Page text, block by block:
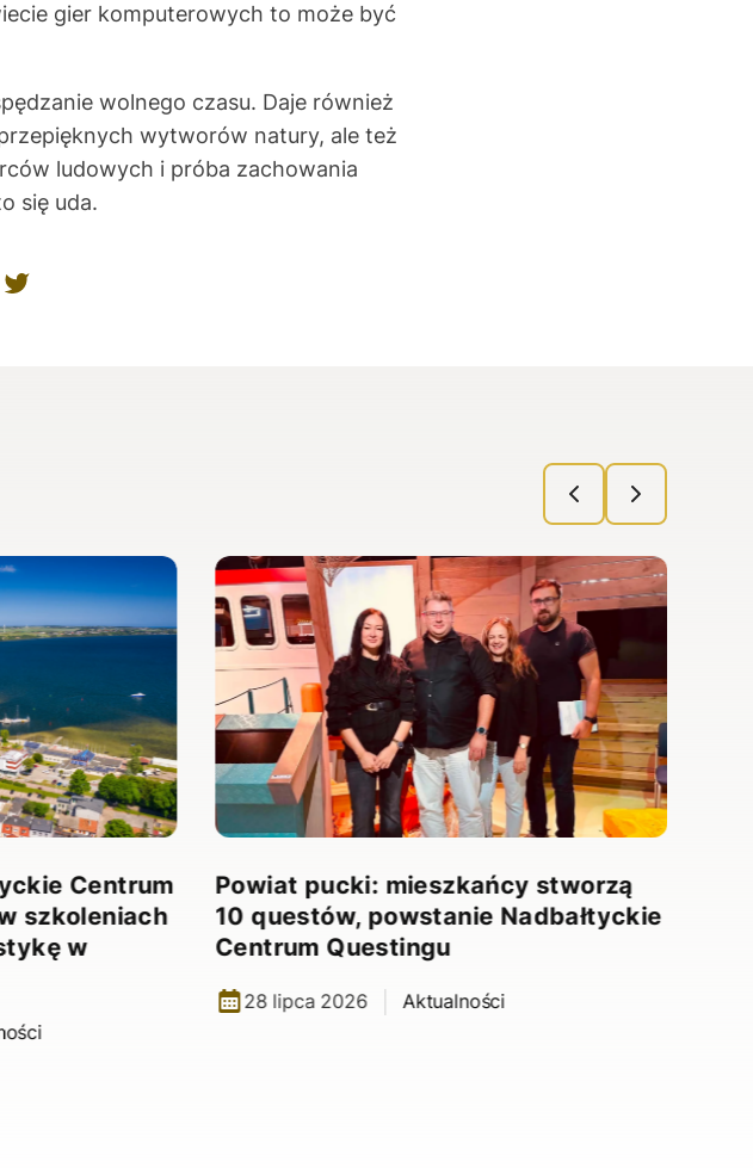
gier komputerowych to może być
wolnego czasu. Daje również
wytworów natury, ale też
ludowych i próba zachowania
się uda.
Centrum
szkoleniach
w
Powiat pucki: mieszkańcy stworzą
10 questów, powstanie Nadbałtyckie
Centrum Questingu
28 lipca 2026 Aktualności